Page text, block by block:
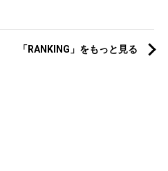
「RANKING」をもっと見る